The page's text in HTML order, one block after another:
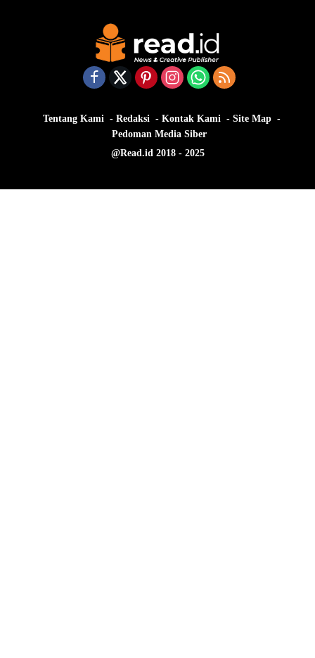
Tentang Kami Redaksi Kontak Kami
Site Map
Pedoman Media Siber
@Read.id 2018 - 2025